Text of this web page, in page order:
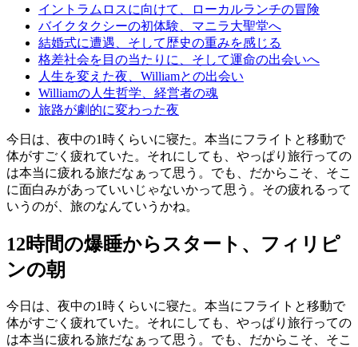
イントラムロスに向けて、ローカルランチの冒険
バイクタクシーの初体験、マニラ大聖堂へ
結婚式に遭遇、そして歴史の重みを感じる
格差社会を目の当たりに、そして運命の出会いへ
人生を変えた夜、Williamとの出会い
Williamの人生哲学、経営者の魂
旅路が劇的に変わった夜
今日は、夜中の1時くらいに寝た。本当にフライトと移動で
体がすごく疲れていた。それにしても、やっぱり旅行っての
は本当に疲れる旅だなぁって思う。でも、だからこそ、そこ
に面白みがあっていいじゃないかって思う。その疲れるって
いうのが、旅のなんていうかね。
12時間の爆睡からスタート、フィリピ
ンの朝
今日は、夜中の1時くらいに寝た。本当にフライトと移動で
体がすごく疲れていた。それにしても、やっぱり旅行っての
は本当に疲れる旅だなぁって思う。でも、だからこそ、そこ